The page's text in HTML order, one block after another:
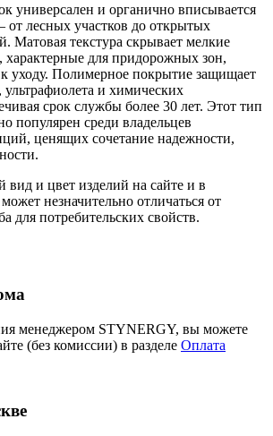
универсален и органично вписывается
лесных участков до открытых
Матовая текстура скрывает мелкие
характерные для придорожных зон,
уходу. Полимерное покрытие защищает
ультрафиолета и химических
срок службы более 30 лет. Этот тип
популярен среди владельцев
ценящих сочетание надежности,
вид и цвет изделий на сайте и в
незначительно отличаться от
для потребительских свойств.
менеджером STYNERGY, вы можете
(без комиссии) в разделе Оплата